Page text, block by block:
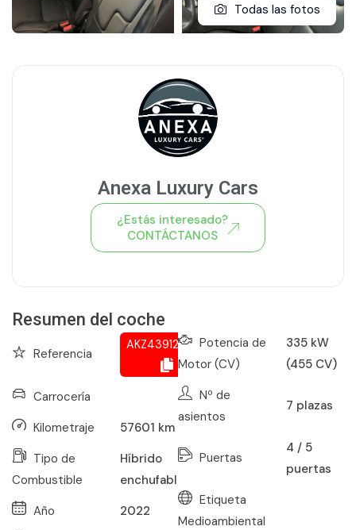
Todas las fotos
Resumen del coche
Referencia
AKZ439123078
Carrocería
Kilometraje
57601 km
Tipo de
Combustible
Híbrido
enchufable
Año
2022
Potencia de
Motor (CV)
335 kW
(455 CV)
Nº de
asientos
7 plazas
Puertas
4 / 5
puertas
Etiqueta
Medioambiental
Anexa Luxury Cars
¿Estás interesado?
CONTÁCTANOS